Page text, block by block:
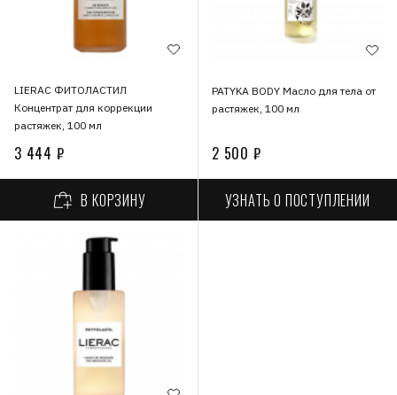
LIERAC ФИТОЛАСТИЛ
Концентрат для коррекции
растяжек, 100 мл
3 444 ₽
В КОРЗИНУ
PATYKA BODY Масло для тела от
растяжек, 100 мл
2 500 ₽
УЗНАТЬ О ПОСТУПЛЕНИИ